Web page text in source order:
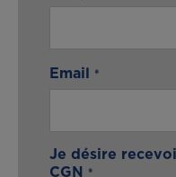
Email
Je désire recevoir la Newsletter de la
CGN